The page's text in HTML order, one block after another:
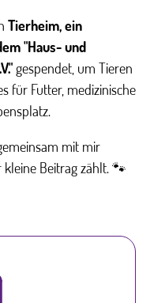
Tierheim, ein
"Haus- und
gespendet, um Tieren
für Futter, medizinische
mit mir
Beitrag zählt. 🐾